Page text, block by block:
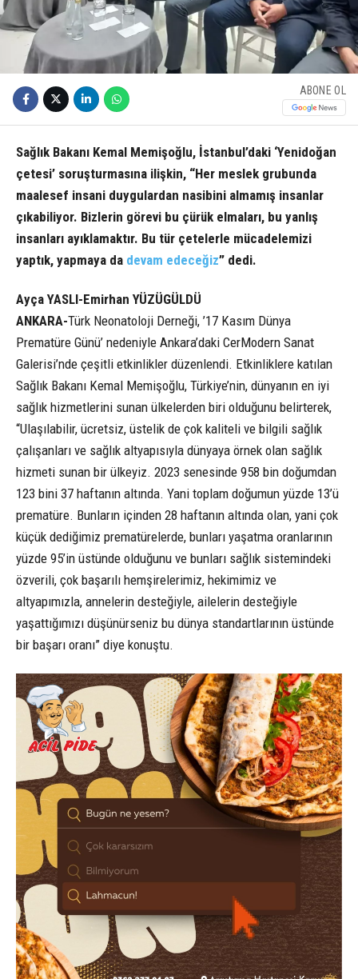
ABONE OL
Sağlık Bakanı Kemal Memişoğlu, İstanbul’daki ‘Yenidoğan
çetesi’ soruşturmasına ilişkin, “Her meslek grubunda
maalesef insani duygulardan nasibini almamış insanlar
çıkabiliyor. Bizlerin görevi bu çürük elmaları, bu yanlış
insanları ayıklamaktır. Bu tür çetelerle mücadelemizi
yaptık, yapmaya da devam edeceğiz” dedi.
Ayça YASLI-Emirhan YÜZÜGÜLDÜ
ANKARA-Türk Neonatoloji Derneği, ’17 Kasım Dünya
Prematüre Günü’ nedeniyle Ankara’daki CerModern Sanat
Galerisi’nde çeşitli etkinlikler düzenlendi. Etkinliklere katılan
Sağlık Bakanı Kemal Memişoğlu, Türkiye’nin, dünyanın en iyi
sağlık hizmetlerini sunan ülkelerden biri olduğunu belirterek,
“Ulaşılabilir, ücretsiz, üstelik de çok kaliteli ve bilgili sağlık
çalışanları ve sağlık altyapısıyla dünyaya örnek olan sağlık
hizmeti sunan bir ülkeyiz. 2023 senesinde 958 bin doğumdan
123 bini 37 haftanın altında. Yani toplam doğumun yüzde 13’ü
prematüre. Bunların içinden 28 haftanın altında olan, yani çok
küçük dediğimiz prematürelerde, bunları yaşatma oranlarının
yüzde 95’in üstünde olduğunu ve bunları sağlık sistemindeki
özverili, çok başarılı hemşirelerimiz, hekimimiz ve
altyapımızla, annelerin desteğiyle, ailelerin desteğiyle
yaşattığımızı düşünürseniz bu dünya standartlarının üstünde
bir başarı oranı” diye konuştu.